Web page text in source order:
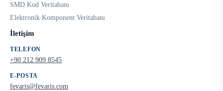
SMD Kod Veritabanı
Elektronik Komponent Veritabanı
İletişim
TELEFON
+90 212 909 8545
E-POSTA
fevaris@fevaris.com